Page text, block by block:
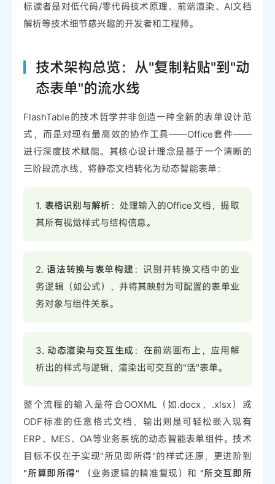
标读者是对低代码/零代码技术原理、前端渲染、AI文档
解析等技术细节感兴趣的开发者和工程师。
技术架构总览：从"复制粘贴"到"动
态表单"的流水线
FlashTable的技术哲学并非创造一种全新的表单设计范
式，而是对现有最高效的协作工具——Office套件——
进行深度技术赋能。其核心设计理念是基于一个清晰的
三阶段流水线，将静态文档转化为动态智能表单：
1. 表格识别与解析 ：处理输入的Office文档，提取
其所有视觉样式与结构信息。
2.语法转换与表单构建 ：识别并转换文档中的业
务逻辑（如公式），并将其映射为可配置的表单业
务对象与组件关系。
3. 动态渲染与交互生成 ：在前端画布上，应用解
析出的样式与逻辑，渲染出可交互的"活"表单。
整个流程的输入是符合OOXML（如.docx，.xlsx）或
ODF标准的任意格式文档，输出则是可轻松嵌入现有
ERP、MES、OA等业务系统的动态智能表单组件。技术
目标不仅在于实现"所见即所得"的样式还原，更进阶到
"所算即所得" （业务逻辑的精准复现）和 "所交互即所